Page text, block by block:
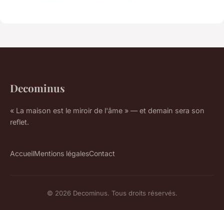
Decominus
« La maison est le miroir de l'âme » — et demain sera son
reflet.
AccueilMentions légalesContact
© 2026 Decominus. Tous droits réservés.